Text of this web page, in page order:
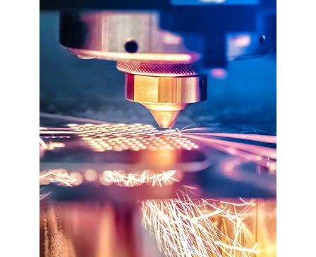
especial a “reindustrialização”, é
hoje um importante
componente deste novo mundo,
e em particular da Europa.
Precisamos de indústrias mais
sustentáveis, económica e
ambientalmente, mais
socialmente responsáveis. A
inCentea tem uma palavra a
dizer, na tecnologia e na gestão,
sobre esta matéria. Ao longo
deste ano estaremos em
contacto com o setor industrial,